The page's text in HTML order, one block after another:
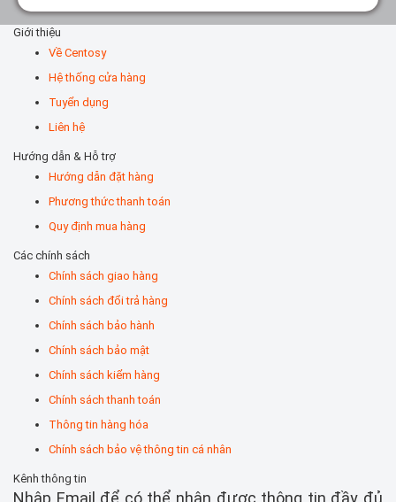
Giới thiệu
Về Centosy
Hệ thống cửa hàng
Tuyển dụng
Liên hệ
Hướng dẫn & Hỗ trợ
Hướng dẫn đặt hàng
Phương thức thanh toán
Quy định mua hàng
Các chính sách
Chính sách giao hàng
Chính sách đổi trả hàng
Chính sách bảo hành
Chính sách bảo mật
Chính sách kiểm hàng
Chính sách thanh toán
Thông tin hàng hóa
Chính sách bảo vệ thông tin cá nhân
Kênh thông tin